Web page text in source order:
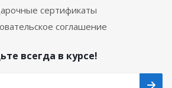
сертификаты
соглашение
всегда в курсе!